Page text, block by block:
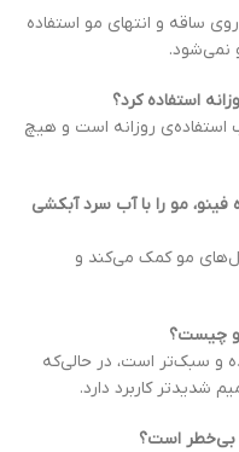
ساقه و انتهای مو استفاده
نمی‌شود.
استفاده‌ی روزانه است و هیچ
فینو، مو را با آب سرد آبکشی
مو کمک می‌کند و
و سبک‌تر است، در حالی‌که
شدیدتر کاربرد دارد.